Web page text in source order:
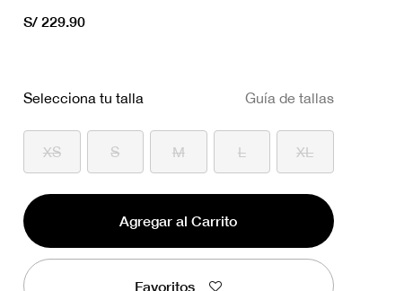
S/ 229.90
Selecciona tu talla Guía de tallas
XS S M L XL
Agregar al Carrito
Favoritos